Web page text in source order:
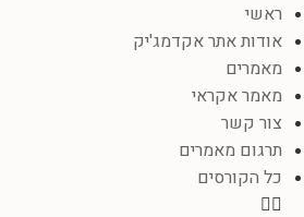
ראשי
אודות אתר אקדמג'יק
מאמרים
מאמר אקראי
צור קשר
תרגום מאמרים
כל הקורסים